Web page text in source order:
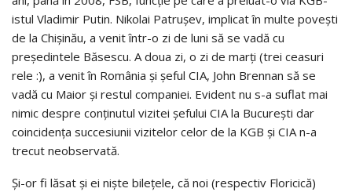
istul Vladimir Putin. Nikolai Patruşev, implicat în multe povești
de la Chișinău, a venit într-o zi de luni să se vadă cu
președintele Băsescu. A doua zi, o zi de marți (trei ceasuri
rele :), a venit în România și şeful CIA, John Brennan să se
vadă cu Maior și restul companiei. Evident nu s-a suflat mai
nimic despre conținutul vizitei șefului CIA la București dar
coincidența succesiunii vizitelor celor de la KGB și CIA n-a
trecut neobservată.
Și-or fi lăsat și ei niște bilețele, că noi (respectiv Floricică)